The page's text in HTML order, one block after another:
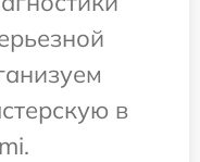
в